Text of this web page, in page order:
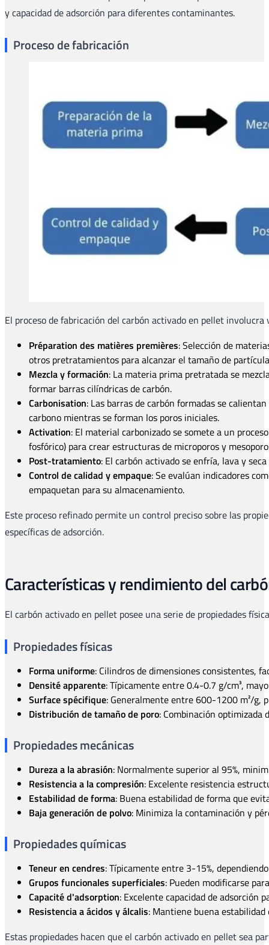
y capacidad de adsorción para diferentes contaminantes.
Proceso de fabricación
El proceso de fabricación del carbón activado en pellet involucra
Préparation des matières premières: Selección de
otros pretratamientos para alcanzar el tamaño de
Mezcla y formación: La materia prima pretratada se
formar barras cilíndricas de carbón.
Carbonisation: Las barras de carbón formadas se
carbono mientras se forman los poros iniciales.
Activation: El material carbonizado se somete a un
fosfórico) para crear estructuras de microporos y
Post-tratamiento: El carbón activado se enfría, lava y
Control de calidad y empaque: Se evalúan indicadores
empaquetan para su almacenamiento.
Este proceso refinado permite un control preciso sobre las
específicas de adsorción.
Características y rendimiento del
El carbón activado en pellet posee una serie de propiedades
Propiedades físicas
Forma uniforme: Cilindros de dimensiones consistentes,
Densité apparente: Típicamente entre 0.4-0.7 g/cm³,
Surface spécifique: Generalmente entre 600-1200 m²/g,
Distribución de tamaño de poro: Combinación optimizada
Propiedades mecánicas
Dureza a la abrasión: Normalmente superior al 95%,
Resistencia a la compresión: Excelente resistencia
Estabilidad de forma: Buena estabilidad de forma que
Baja generación de polvo: Minimiza la contaminación y
Propiedades químicas
Teneur en cendres: Típicamente entre 3-15%,
Grupos funcionales superficiales: Pueden modificarse
Capacité d'adsorption: Excelente capacidad de adsorción
Resistencia a ácidos y álcalis: Mantiene buena
Estas propiedades hacen que el carbón activado en pellet sea